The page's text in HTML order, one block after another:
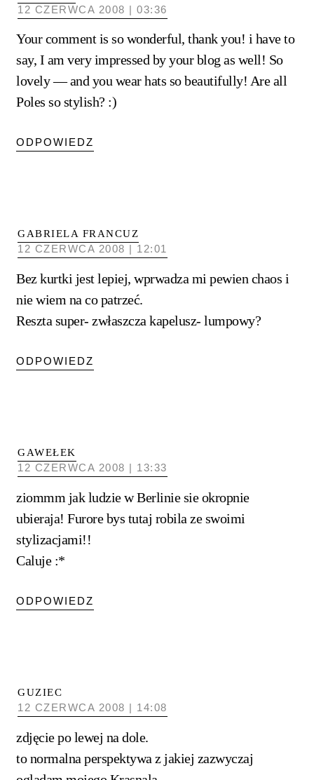
12 CZERWCA 2008 | 03:36
Your comment is so wonderful, thank you! i have to
say, I am very impressed by your blog as well! So
lovely — and you wear hats so beautifully! Are all
Poles so stylish? :)
ODPOWIEDZ
GABRIELA FRANCUZ
12 CZERWCA 2008 | 12:01
Bez kurtki jest lepiej, wprwadza mi pewien chaos i
nie wiem na co patrzeć.
Reszta super- zwłaszcza kapelusz- lumpowy?
ODPOWIEDZ
GAWEŁEK
12 CZERWCA 2008 | 13:33
ziommm jak ludzie w Berlinie sie okropnie
ubieraja! Furore bys tutaj robila ze swoimi
stylizacjami!!
Caluje :*
ODPOWIEDZ
GUZIEC
12 CZERWCA 2008 | 14:08
zdjęcie po lewej na dole.
to normalna perspektywa z jakiej zazwyczaj